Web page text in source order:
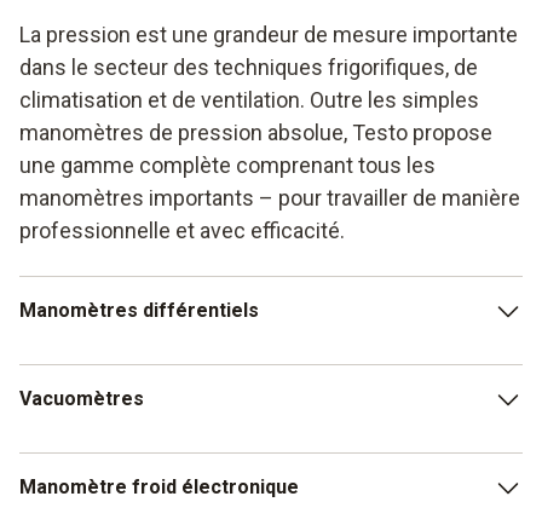
La pression est une grandeur de mesure importante
dans le secteur des techniques frigorifiques, de
climatisation et de ventilation. Outre les simples
manomètres de pression absolue, Testo propose
une gamme complète comprenant tous les
manomètres importants – pour travailler de manière
professionnelle et avec efficacité.
Manomètres différentiels
correct. En effet, dans le cas contraire, des erreurs de
chaque application. La mesure de la pression différentielle
Vacuomètres
de votre quotidien ? Alors, un vacuomètre de Testo sera
Manomètre froid électronique